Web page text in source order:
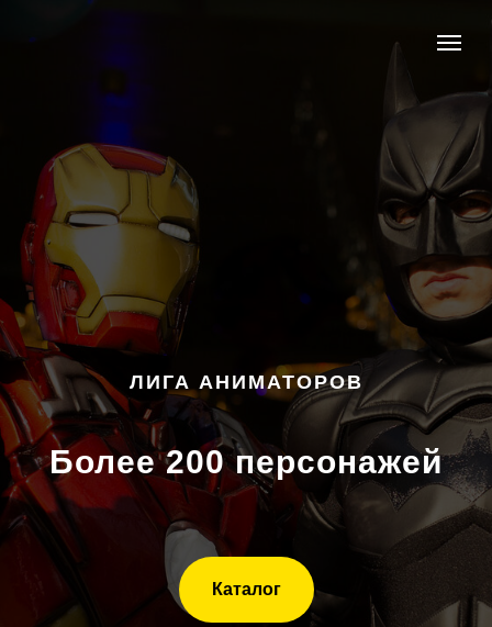
ЛИГА АНИМАТОРОВ
Более 200 персонажей
Каталог